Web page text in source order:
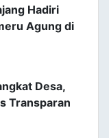
Hadiri
Agung di
Desa,
Transparan